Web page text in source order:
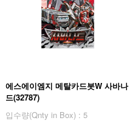
에스에이엠지 메탈카드봇W 사바나
드(32787)
입수량(Qnty in Box) : 5